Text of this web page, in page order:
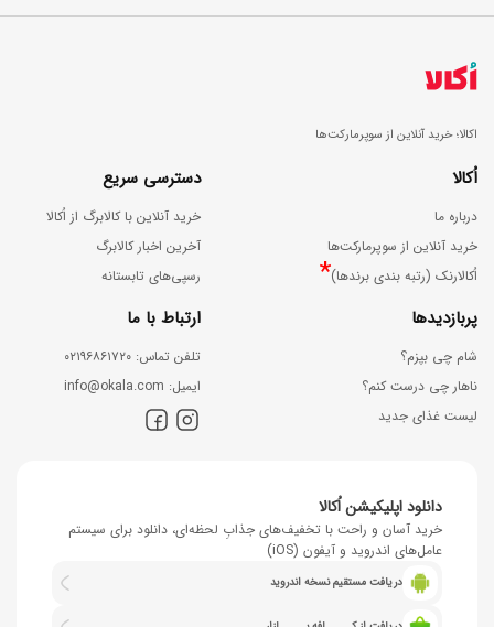
اکالا؛ خرید آنلاین از سوپرمارکت‌ها
اُکالا
درباره ما
خرید آنلاین از سوپرمارکت‌ها
اُکالارنک (رتبه بندی برندها)*
دسترسی سریع
خرید آنلاین با کالابرگ از اُکالا
آخرین اخبار کالابرگ
رسپی‌های تابستانه
پربازدیدها
شام چی بپزم؟
ناهار چی درست کنم؟
لیست غذای جدید
ارتباط با ما
ﺗﻠﻔﻦ ﺗﻤﺎس: ۰۲۱۹۶۸۶۱۷۲۰
اﯾﻤﯿﻞ: info@okala.com
دانلود اپلیکیشن اُکالا
خرید آسان و راحت با تخفیف‌های جذابِ لحظه‌ای، دانلود برای سیستم
عامل‌های اندروید و آیفون (iOS)
دریافت مستقیم نسخه اندروید